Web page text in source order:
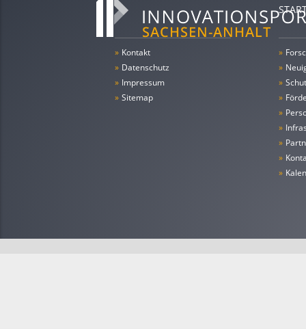
» Kontakt
» Datenschutz
» Impressum
» Sitemap
»
»
»
»
»
»
»
»
»